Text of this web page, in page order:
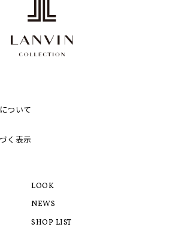
ついて
く表示
LOOK
NEWS
SHOP LIST